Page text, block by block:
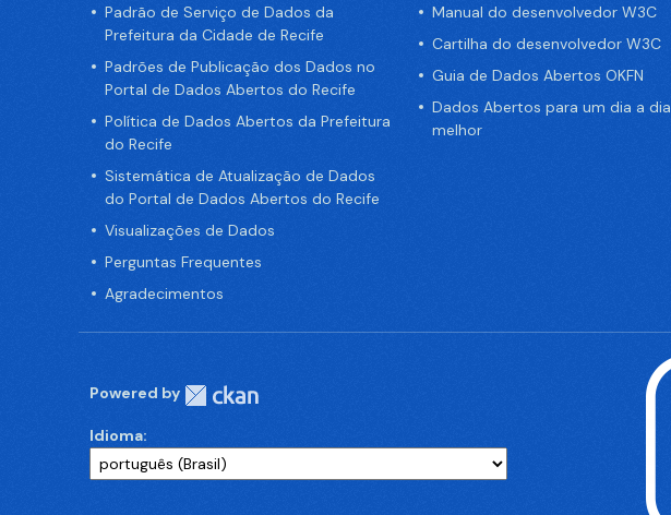
Padrão de Serviço de Dados da
Prefeitura da Cidade de Recife
Padrões de Publicação dos Dados no
Portal de Dados Abertos do Recife
Política de Dados Abertos da Prefeitura
do Recife
Sistemática de Atualização de Dados
do Portal de Dados Abertos do Recife
Visualizações de Dados
Perguntas Frequentes
Agradecimentos
Manual do desenvolvedor W3C
Cartilha do desenvolvedor W3C
Guia de Dados Abertos OKFN
Dados Abertos para um dia a dia
melhor
Powered by
Idioma